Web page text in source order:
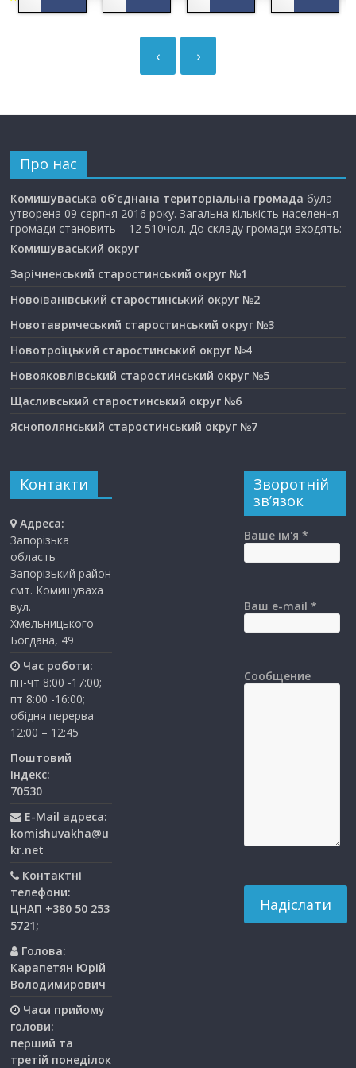
›
‹
Про нас
Комишуваська об’єднана територіальна громада була
утворена 09 серпня 2016 року. Загальна кількість населення
громади становить – 12 510чол. До складу громади входять:
Комишуваський округ
Зарічненський старостинський округ №1
Новоіванівський старостинський округ №2
Новотавричеський старостинський округ №3
Новотроїцький старостинський округ №4
Новояковлівський старостинський округ №5
Щасливський старостинський округ №6
Яснополянський старостинський округ №7
Контакти
Адреса:
Запорізька
область
Запорізький район
смт. Комишуваха
вул.
Хмельницького
Богдана, 49
Час роботи:
пн-чт 8:00 -17:00;
пт 8:00 -16:00;
обідня перерва
12:00 – 12:45
Поштовий
індекс:
70530
E-Mail адреса:
komishuvakha@u
kr.net
Контактні
телефони:
ЦНАП +380 50 253
5721;
Голова:
Карапетян Юрій
Володимирович
Часи прийому
голови:
перший та
третiй понедiлок
Зворотній
зв’язок
Ваше ім'я *
Ваш e-mail *
Сообщение